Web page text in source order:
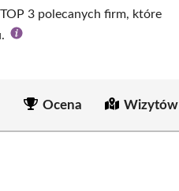
3 polecanych firm, które
Ocena